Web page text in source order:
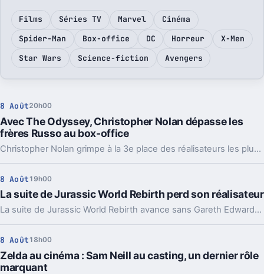
Films Séries TV Marvel
Cinéma
Spider-Man
Box-office DC Horreur
X-Men
Star Wars
Science-fiction Avengers
8 Août20h00
Avec The Odyssey, Christopher Nolan dépasse les
frères Russo au box-office
Christopher Nolan grimpe à la 3e place des réalisateurs les plus rentables. Une percée portée par The Odyssey, mais peut-être provisoire.
8 Août 19h00
La suite de Jurassic World Rebirth perd son réalisateur
La suite de Jurassic World Rebirth avance sans Gareth Edwards. Un départ qui rappelle un vieux problème de la saga, même si le casting devrait rester.
8 Août 18h00
Zelda au cinéma : Sam Neill au casting, un dernier rôle
marquant